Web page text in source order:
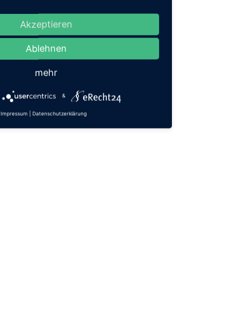
Akzeptieren
Ablehnen
mehr
&
Impressum | Datenschutzerklärung